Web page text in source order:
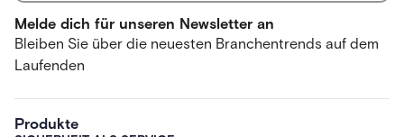
Melde dich für unseren Newsletter an
Bleiben Sie über die neuesten Branchentrends auf dem
Laufenden
Produkte